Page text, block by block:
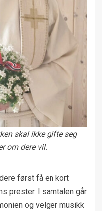
skal ikke gifte seg
om dere vil.
først få en kort
prester. I samtalen går
og velger musikk